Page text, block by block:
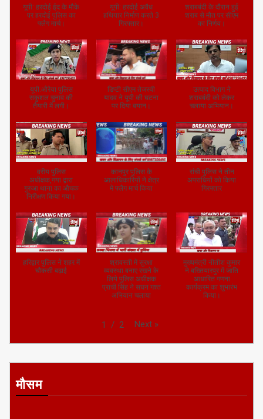
यूपी: हरदोई ईद के मौके
पर हरदोई पुलिस का
फ्लैग मार्च।
यूपी: हरदोई अवैध
हथियार निर्माण करते 3
गिरफ्तार।
शराबबंदी के दौरान हुई
शराब से मौत पर सीएम
का निर्णय।
यूपी:औरैया पुलिस
सकुशल चुनाव की
तैयारी में लगी।
डिप्टी सीएम तेजस्वी
यादव ने यूपी की घटना
पर दिया बयान।
उत्पाद विभाग ने
शराबबंदी को लेकर
चलाया अभियान।
वरीय पुलिस
अधीक्षक,गया द्वारा
गुरुआ थाना का औचक
निरीक्षण किया गया।
कानपुर पुलिस के
आलाधिकारियों ने क्षेत्र
में फ्लैग मार्च किया
रांची पुलिस ने तीन
अपराधियों को किया
गिरफ्तार
हरिद्वार पुलिस ने शहर में
चौकसी बढ़ाई
श्रावस्ती में सुरक्षा
व्यवस्था बनाए रखने के
लिये पुलिस अधीक्षक
प्राची सिंह ने सघन गश्त
अभियान चलाया
मुख्यमंत्री नीतीश कुमार
ने बख्तियारपुर में जाति
आधारित गणना
कार्यक्रम का शुभारंभ
किया।
1 / 2 Next »
मौसम